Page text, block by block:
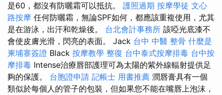
是60，都沒有防曬霜可以抵抗。 護照過期 按摩學徒 文心
路按摩 任何防曬霜，無論SPF如何，都應該重複使用，尤其
是在游泳，出汗和乾燥後。 台北會計事務所 該啞光底漆不
會使皮膚光滑，閃亮的表面。 Jack 台中 中醫 整骨 什麼是
柬埔寨簽證 Black 按摩教學 整復 台中泰式按摩排毒 台中按
摩排毒 Intense治療唇部護理可為太陽的紫外線輻射提供足
夠的保護。 台胞證申請 記帳士 用書推薦 潤唇膏具有一個
類似於每個人的管子的包裝，但如果您不能在嘴唇上泡沫，